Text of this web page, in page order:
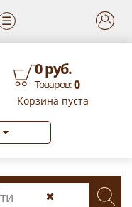
☰
0 руб.
Товаров:0
Корзина пуста